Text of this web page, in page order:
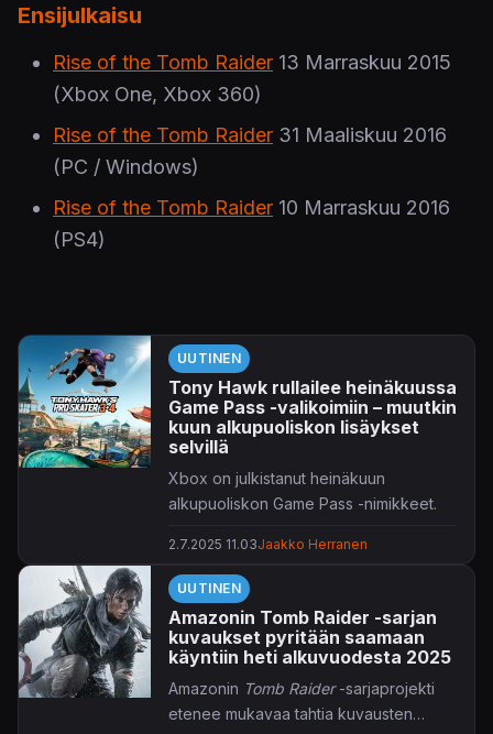
Ensijulkaisu
Rise of the Tomb Raider 13 Marraskuu 2015
(Xbox One, Xbox 360)
Rise of the Tomb Raider 31 Maaliskuu 2016
(PC / Windows)
Rise of the Tomb Raider 10 Marraskuu 2016
(PS4)
UUTINEN
Tony Hawk rullailee heinäkuussa
Game Pass -valikoimiin – muutkin
kuun alkupuoliskon lisäykset
selvillä
Xbox on julkistanut heinäkuun
alkupuoliskon Game Pass -nimikkeet.
Ehkäpä se odotetuin lisäys on heti
julkaisussaan Game Passiin rullaileva
Tony Hawk's Pro Skater 3+4
mukana on useampiakin nimikkeitä,
jotka sisältyvät jatkossa perustason
Game Pass Standard -jäsenyyteen.
Valikoimista poistuvat pelitkin on tuttuun
tapaansa listattuna uutisen lopussa.
2.7.2025 11.03Jaakko Herranen
UUTINEN
Amazonin Tomb Raider -sarjan
kuvaukset pyritään saamaan
käyntiin heti alkuvuodesta 2025
Amazonin Tomb Raider-sarjaprojekti
etenee mukavaa tahtia kuvausten